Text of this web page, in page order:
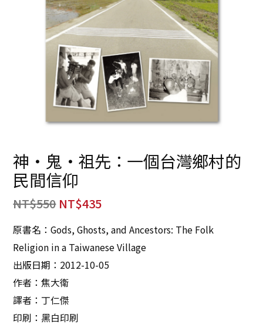
神‧鬼‧祖先：一個台灣鄉村的
民間信仰
NT$550 NT$435
原書名：Gods, Ghosts, and Ancestors: The Folk
Religion in a Taiwanese Village
出版日期：2012-10-05
作者：焦大衛
譯者：丁仁傑
印刷：黑白印刷